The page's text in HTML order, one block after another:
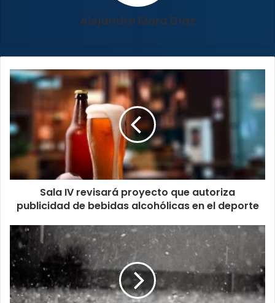
Alejandro Mora Díaz
Sala
proyecto
que
autoriza
publicidad
bebidas
alcohólicas
en
deporte
Sala IV revisará proyecto que autoriza
publicidad de bebidas alcohólicas en el deporte
Lluvias
golpearon
agro
y
dispararon